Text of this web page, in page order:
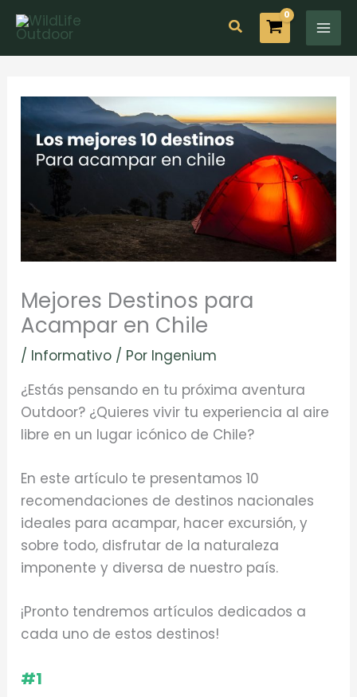
contenido
Buscar
Mejores Destinos para
Acampar en Chile
/ Informativo / Por Ingenium
¿Estás pensando en tu próxima aventura
Outdoor? ¿Quieres vivir tu experiencia al aire
libre en un lugar icónico de Chile?
En este artículo te presentamos 10
recomendaciones de destinos nacionales
ideales para acampar, hacer excursión, y
sobre todo, disfrutar de la naturaleza
imponente y diversa de nuestro país.
¡Pronto tendremos artículos dedicados a
cada uno de estos destinos!
#1